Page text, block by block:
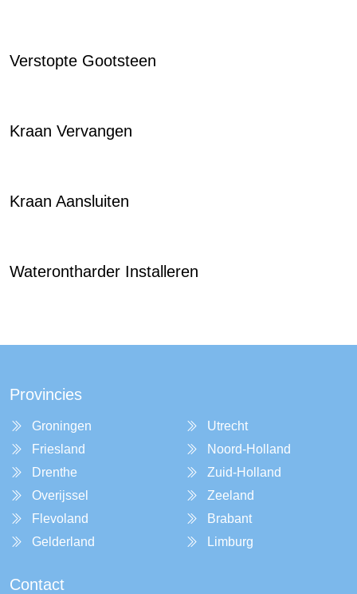
Verstopte Gootsteen
Kraan Vervangen
Kraan Aansluiten
Waterontharder Installeren
Provincies
Groningen
Friesland
Drenthe
Overijssel
Flevoland
Gelderland
Utrecht
Noord-Holland
Zuid-Holland
Zeeland
Brabant
Limburg
Contact